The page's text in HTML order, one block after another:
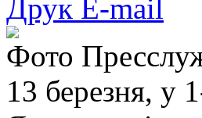
Друк E-mail
Фото
13 березня, у